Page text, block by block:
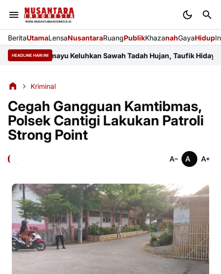
BeritaUtamaLensaNusantaraRuangPublikKhazanahGayaHidup
HEADLINE HARI INI
Indramayu Keluhkan Sawah Tadah Hujan, Taufik Hidayat Janji
Kriminal
Cegah Gangguan Kamtibmas,
Polsek Cantigi Lakukan Patroli
Strong Point